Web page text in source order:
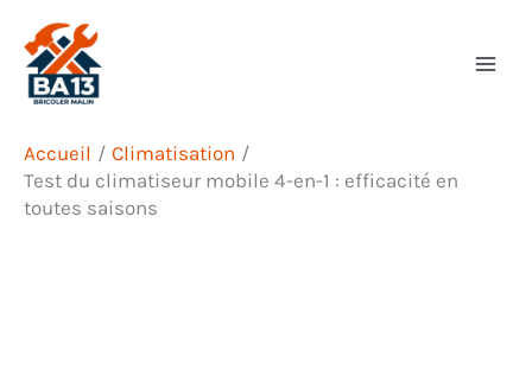
contenu
Accueil
Climatisation
Test du climatiseur mobile 4-en-1 : efficacité en
toutes saisons
Rechercher